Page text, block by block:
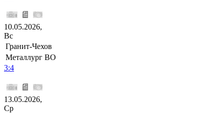
10.05.2026,
Вс
Гранит-Чехов
Металлург ВО
3:4
13.05.2026,
Ср